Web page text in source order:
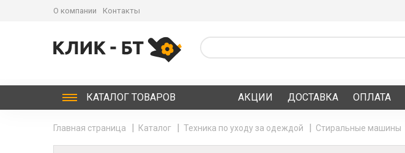
О компании Контакты
КАТАЛОГ ТОВАРОВ АКЦИИ ДОСТАВКА ОПЛАТА
Главная страница Каталог Техника по уходу за одеждой Стиральные машины